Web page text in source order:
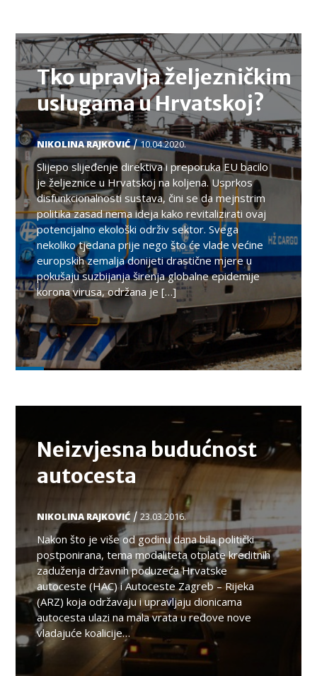
Tko upravlja željezničkim
uslugama u Hrvatskoj?
NIKOLINA RAJKOVIĆ/10.04.2020.
Slijepo slijeđenje direktiva i preporuka EU bacilo
je željeznice u Hrvatskoj na koljena. Usprkos
disfunkcionalnosti sustava, čini se da mejnstrim
politika zasad nema ideja kako revitalizirati ovaj
potencijalno ekološki održiv sektor. Svega
nekoliko tjedana prije nego što će vlade većine
europskih zemalja donijeti drastične mjere u
pokušaju suzbijanja širenja globalne epidemije
korona virusa, održana je […]
Neizvjesna budućnost
autocesta
NIKOLINA RAJKOVIĆ/23.03.2016.
Nakon što je više od godinu dana bila politički
postponirana, tema modaliteta otplate kreditnih
zaduženja državnih poduzeća Hrvatske
autoceste (HAC) i Autoceste Zagreb – Rijeka
(ARZ) koja održavaju i upravljaju dionicama
autocesta ulazi na mala vrata u redove nove
vladajuće koalicije…